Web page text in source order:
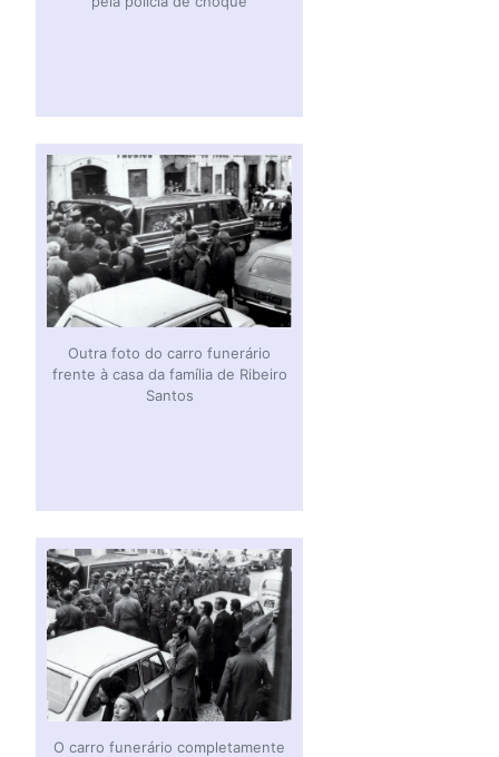
Outra foto do carro funerário
frente à casa da família de Ribeiro
Santos
O carro funerário completamente